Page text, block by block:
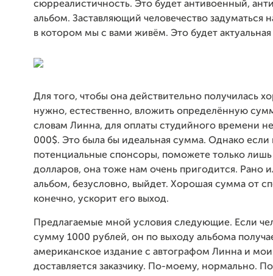
сюрреалистичность. Это будет антивоенный,
альбом. Заставляющий человечество задуматься
в котором мы с вами живём. Это будет актуальная
Для того, чтобы она действительно получилась
нужно, естественно, вложить определённую
словам Линна, для оплаты студийного времени
000$. Это была бы идеальная сумма. Однако если
потенциальные спонсоры, поможете только лишь
долларов, она тоже нам очень пригодится. Рано
альбом, безусловно, выйдет. Хорошая сумма от
конечно, ускорит его выход.
Предлагаемые мной условия следующие. Если
сумму 1000 рублей, он по выходу альбома
американское издание с автографом Линна и
доставляется заказчику. По-моему, нормально.